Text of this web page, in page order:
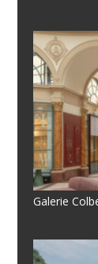
Galerie